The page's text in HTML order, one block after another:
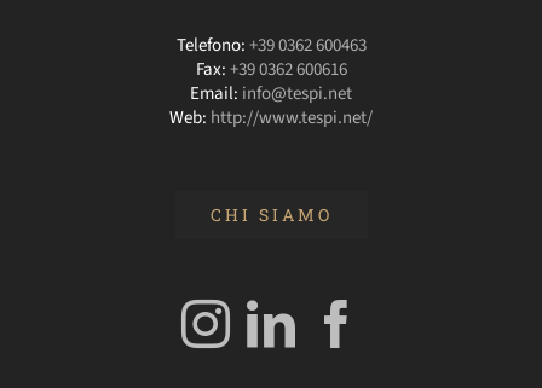
Telefono:+39 0362 600463
Fax:+39 0362 600616
Email: info@tespi.net
Web: http://www.tespi.net/
CHI SIAMO